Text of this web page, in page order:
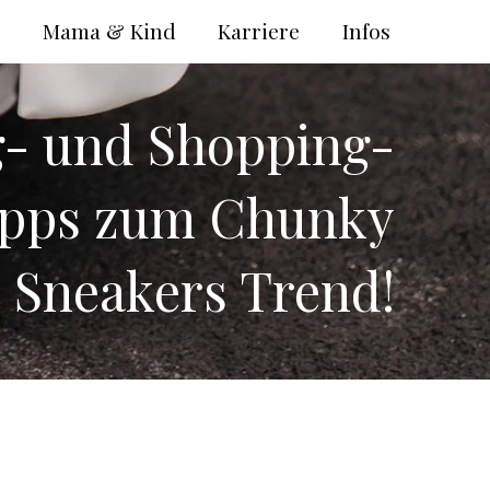
und Shopping-
zum Chunky
Sneakers Trend!
Infos
Karriere
Mama & Kind